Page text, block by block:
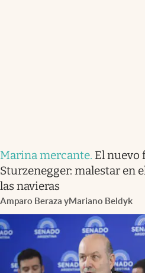
Marina mercante. El nuevo
Sturzenegger: malestar en
las navieras
Amparo Beraza yMariano Beldyk